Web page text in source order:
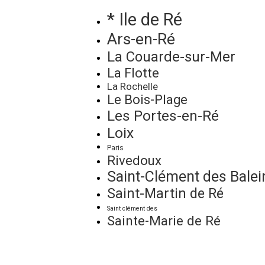
* Ile de Ré
Ars-en-Ré
La Couarde-sur-Mer
La Flotte
La Rochelle
Le Bois-Plage
Les Portes-en-Ré
Loix
Paris
Rivedoux
Saint-Clément des
Saint-Martin de Ré
Saint clément des
Sainte-Marie de Ré